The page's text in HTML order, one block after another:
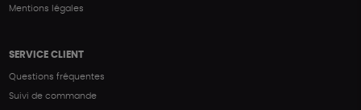
Mentions légales
SERVICE CLIENT
Questions fréquentes
Suivi de commande